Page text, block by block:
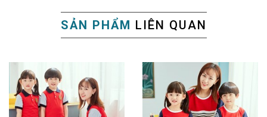
SẢN PHẨM LIÊN QUAN